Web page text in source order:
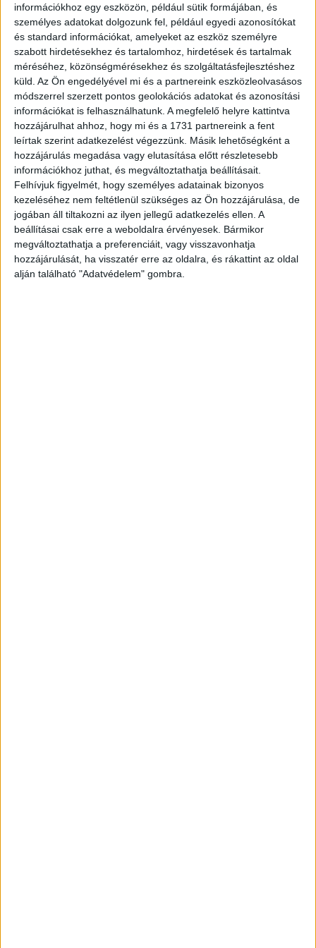
információkhoz egy eszközön, például sütik formájában, és
személyes adatokat dolgozunk fel, például egyedi azonosítókat
és standard információkat, amelyeket az eszköz személyre
szabott hirdetésekhez és tartalomhoz, hirdetések és tartalmak
méréséhez, közönségmérésekhez és szolgáltatásfejlesztéshez
küld. Az Ön engedélyével mi és a partnereink eszközleolvasásos
módszerrel szerzett pontos geolokációs adatokat és azonosítási
információkat is felhasználhatunk. A megfelelő helyre kattintva
hozzájárulhat ahhoz, hogy mi és a 1731 partnereink a fent
leírtak szerint adatkezelést végezzünk. Másik lehetőségként a
hozzájárulás megadása vagy elutasítása előtt részletesebb
információkhoz juthat, és megváltoztathatja beállításait.
Felhívjuk figyelmét, hogy személyes adatainak bizonyos
kezeléséhez nem feltétlenül szükséges az Ön hozzájárulása, de
jogában áll tiltakozni az ilyen jellegű adatkezelés ellen. A
beállításai csak erre a weboldalra érvényesek. Bármikor
megváltoztathatja a preferenciáit, vagy visszavonhatja
hozzájárulását, ha visszatér erre az oldalra, és rákattint az oldal
alján található "Adatvédelem" gombra.
hátizsákot cipelt, amiben csak az a néhány holmi volt,
amit otthonról vitt magával.
A TikTok felhasználókat feldúlta a fiú története.
Megsajnálták őt, és többen is egyetértettek abban,
hogyaz anyja borzalmas kegyetlenséggel bánt vele.
Mások megjegyezték, milyenmély szomorúság és
félelem tükröződik a fiú szemében, és, hogy vannak
emberek, akiknek nem lenne szabad gyereket
vállalniuk.
@homesforhomeless????????
#homeless #viral ♬ Sad
Emotional Piano – DS
Productions